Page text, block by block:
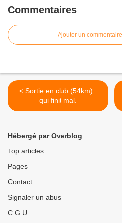
Commentaires
Ajouter un commentaire
< Sortie en club (54km) :
qui finit mal.
Hébergé par Overblog
Top articles
Pages
Contact
Signaler un abus
C.G.U.